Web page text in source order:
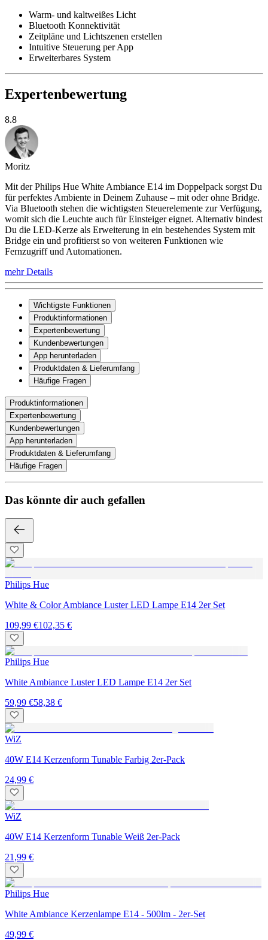
Warm- und kaltweißes Licht
Bluetooth Konnektivität
Zeitpläne und Lichtszenen erstellen
Intuitive Steuerung per App
Erweiterbares System
Expertenbewertung
8.8
Moritz
Mit der Philips Hue White Ambiance E14 im Doppelpack sorgst Du
für perfektes Ambiente in Deinem Zuhause – mit oder ohne Bridge.
Via Bluetooth stehen die wichtigsten Steuerelemente zur Verfügung,
womit sich die Leuchte auch für Einsteiger eignet. Alternativ bindest
Du die LED-Kerze als Erweiterung in ein bestehendes System mit
Bridge ein und profitierst so von weiteren Funktionen wie
Fernzugriff und Automationen.
mehr Details
Wichtigste Funktionen
Produktinformationen
Expertenbewertung
Kundenbewertungen
App herunterladen
Produktdaten & Lieferumfang
Häufige Fragen
Produktinformationen
Expertenbewertung
Kundenbewertungen
App herunterladen
Produktdaten & Lieferumfang
Häufige Fragen
Das könnte dir auch gefallen
Philips Hue
White & Color Ambiance Luster LED Lampe E14 2er Set
109,99 €102,35 €
Philips Hue
White Ambiance Luster LED Lampe E14 2er Set
59,99 €58,38 €
WiZ
40W E14 Kerzenform Tunable Farbig 2er-Pack
24,99 €
WiZ
40W E14 Kerzenform Tunable Weiß 2er-Pack
21,99 €
Philips Hue
White Ambiance Kerzenlampe E14 - 500lm - 2er-Set
49,99 €